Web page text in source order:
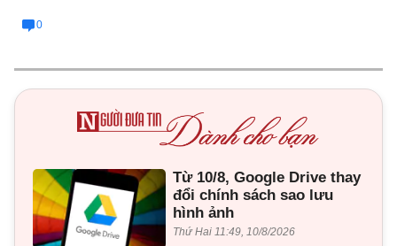
0
Từ 10/8, Google Drive thay
đổi chính sách sao lưu
hình ảnh
Thứ Hai 11:49, 10/8/2026